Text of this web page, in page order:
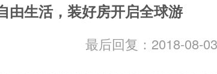
由生活，装好房开启全球游
最后回复：2018-08-